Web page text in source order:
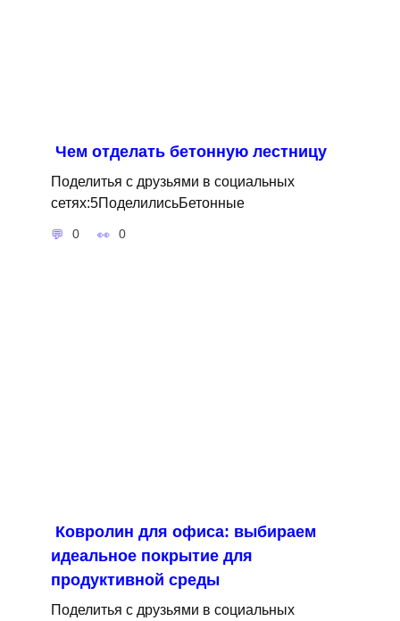
Чем отделать бетонную лестницу
Поделитья с друзьями в социальных
сетях:5ПоделилисьБетонные
0 0
Ковролин для офиса: выбираем
идеальное покрытие для
продуктивной среды
Поделитья с друзьями в социальных